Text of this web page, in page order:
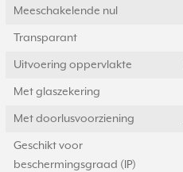
Meeschakelende nul
Transparant
Uitvoering oppervlakte
Met glaszekering
Met doorlusvoorziening
Geschikt voor
beschermingsgraad (IP)